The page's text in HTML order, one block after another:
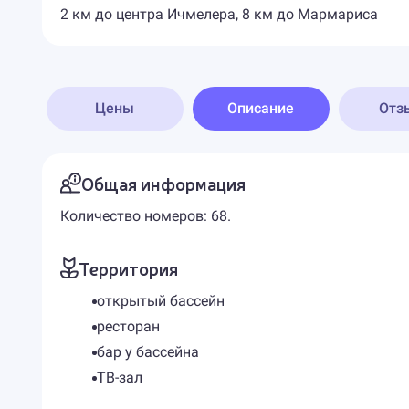
2 км до центра Ичмелера, 8 км до Мармариса
Цены Описание
Общая информация
Количество номеров: 68.
Территория
открытый бассейн
ресторан
бар у бассейна
ТВ-зал